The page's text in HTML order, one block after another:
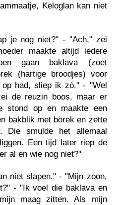
Keloglan kan niet
je nog niet?" - "Ach," zei
maakte altijd iedere
gaan baklava (zoet
(hartige broodjes) voor
had, sliep ik zó." - "Wel
de reuzin boos, maar er
stond op en maakte een
bakblik met börek en zette
Die smulde het allemaal
Een tijd later riep de
al en wie nog niet?"
niet slapen." - "Mijn zoon,
- "Ik voel die baklava en
maag zitten. Als mijn